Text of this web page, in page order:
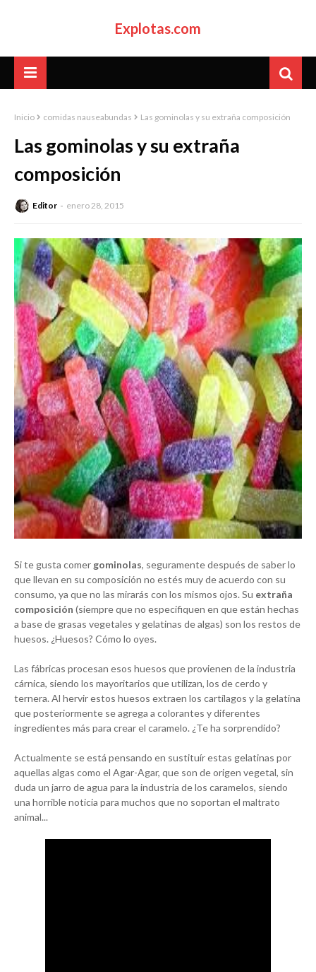
Explotas.com
Inicio comidas nauseabundas Las gominolas y su extraña composición
Las gominolas y su extraña
composición
Editor enero 28, 2015
Si te gusta comergominolas, seguramente después de saber lo
que llevan en su composición no estés muy de acuerdo con su
consumo, ya que no las mirarás con los mismos ojos. Su extraña
composición (siempre que no especifiquen en que están hechas
a base de grasas vegetales y gelatinas de algas) son los restos de
huesos. ¿Huesos? Cómo lo oyes.
Las fábricas procesan esos huesos que provienen de la industria
cárnica, siendo los mayoritarios que utilizan, los de cerdo y
ternera. Al hervir estos huesos extraen los cartílagos y la gelatina
que posteriormente se agrega a colorantes y diferentes
ingredientes más para crear el caramelo. ¿Te ha sorprendido?
Actualmente se está pensando en sustituír estas gelatinas por
aquellas algas como el Agar-Agar, que son de origen vegetal, sin
duda un jarro de agua para la industria de los caramelos, siendo
una horrible noticia para muchos que no soportan el maltrato
animal...